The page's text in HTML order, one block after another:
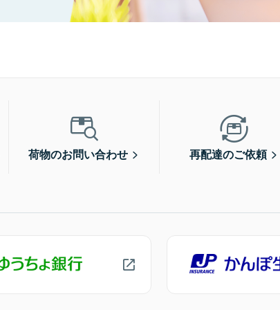
荷物のお問い合わせ 再配達のご依頼